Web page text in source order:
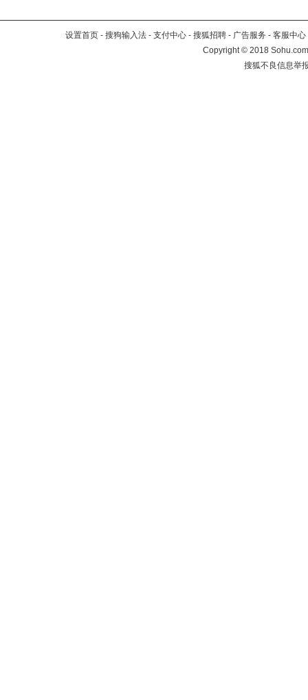
设置首页 - 搜狗输入法 - 支付中心 - 搜狐招聘 - 广告服务 - 客服中心
Copyright©2018
搜狐不良信息举